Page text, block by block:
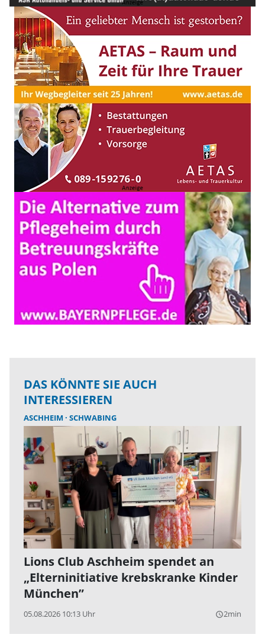
DAS KÖNNTE SIE AUCH
INTERESSIEREN
ASCHHEIM SCHWABING
Lions Club Aschheim spendet an
„Elterninitiative krebskranke Kinder
München”
05.08.2026 10:13 Uhr query_builder2min